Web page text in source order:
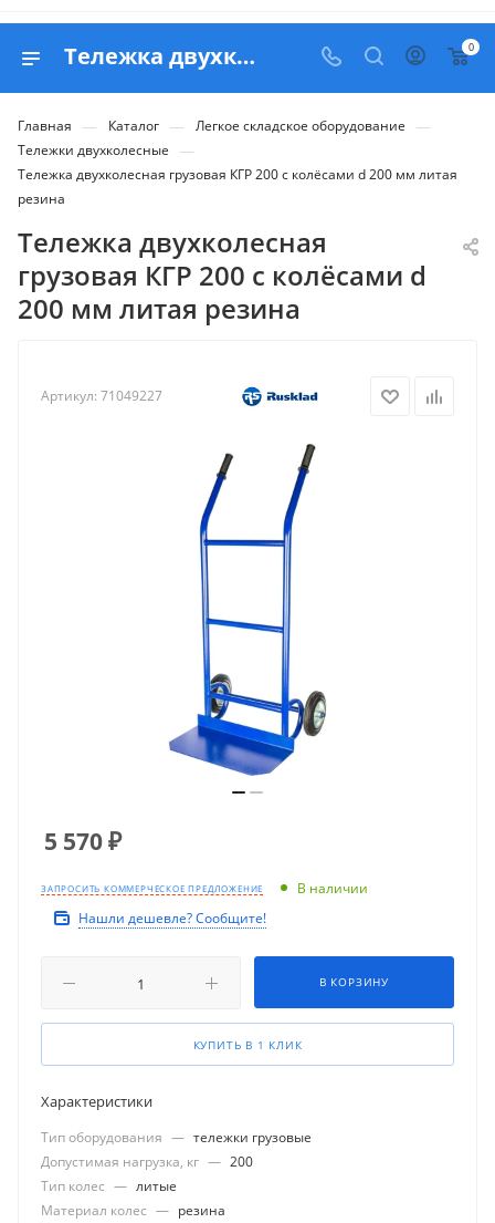
Тележка двухколесная грузовая КГР 200 с колёсами d 200 мм литая резина - продажа в Белапекс 0
Главная — Каталог — Легкое складское оборудование —
Тележки двухколесные —
Тележка двухколесная грузовая КГР 200 с колёсами d 200 мм литая
резина
Тележка двухколесная
грузовая КГР 200 с колёсами d
200 мм литая резина
Артикул: 71049227
5 570₽
ЗАПРОСИТЬ КОММЕРЧЕСКОЕ ПРЕДЛОЖЕНИЕ
В наличии
Нашли дешевле? Сообщите!
В КОРЗИНУ
КУПИТЬ В 1 КЛИК
Характеристики
Тип оборудования — тележки грузовые
Допустимая нагрузка, кг — 200
Тип колес — литые
Материал колес — резина